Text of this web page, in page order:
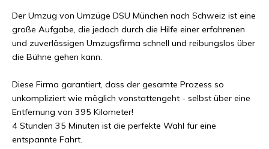
Der Umzug von Umzüge DSU München nach Schweiz ist eine
große Aufgabe, die jedoch durch die Hilfe einer erfahrenen
und zuverlässigen Umzugsfirma schnell und reibungslos über
die Bühne gehen kann.
Diese Firma garantiert, dass der gesamte Prozess so
unkompliziert wie möglich vonstattengeht - selbst über eine
Entfernung von 395 Kilometer!
4 Stunden 35 Minuten ist die perfekte Wahl für eine
entspannte Fahrt.